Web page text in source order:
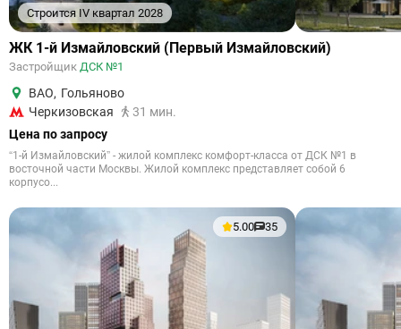
Строится IV квартал 2028
ЖК 1-й Измайловский (Первый Измайловский)
Застройщик ДСК №1
ВАО, Гольяново
Черкизовская
31 мин.
Цена по запросу
“1-й Измайловский” - жилой комплекс комфорт-класса от ДСК №1 в
восточной части Москвы. Жилой комплекс представляет собой 6
корпусо...
5.00 35